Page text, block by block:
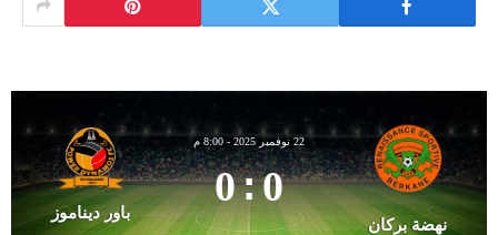
نهضة بركان
22 نوفمبر 2025 - 8:00 م
0
:
0
باور ديناموز